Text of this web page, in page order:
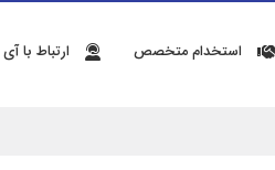
استخدام متخصص ارتباط با